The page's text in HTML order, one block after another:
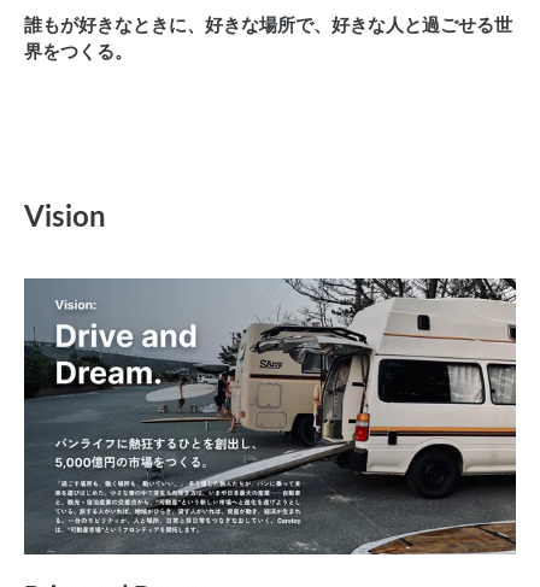
誰もが好きなときに、好きな場所で、好きな人と過ごせる世
界をつくる。
Vision